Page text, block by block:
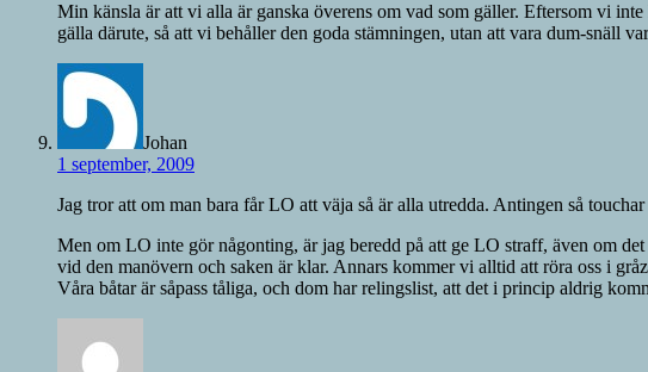
Min känsla är att vi alla är ganska överens om vad som gäller. Eftersom vi
gälla därute, så att vi behåller den goda stämningen, utan att vara dum-snäll
Johan
1 september, 2009
Jag tror att om man bara får LO att väja så är alla utredda. Antingen så
Men om LO inte gör någonting, är jag beredd på att ge LO straff, även om
vid den manövern och saken är klar. Annars kommer vi alltid att röra oss i
Våra båtar är såpass tåliga, och dom har relingslist, att det i princip aldrig